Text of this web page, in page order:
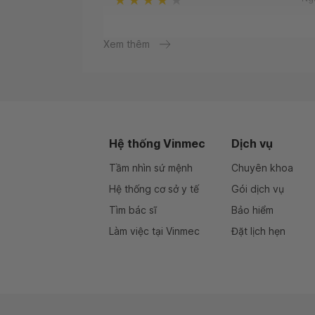
I really appreciate the Vinmec staff,
Xem thêm
Hệ thống Vinmec
Tầm nhìn sứ mệnh
Hệ thống cơ sở y tế
Tìm bác sĩ
Làm việc tại Vinmec
Dịch vụ
Chuyên khoa
Gói dịch vụ
Bảo hiểm
Đặt lịch hẹn